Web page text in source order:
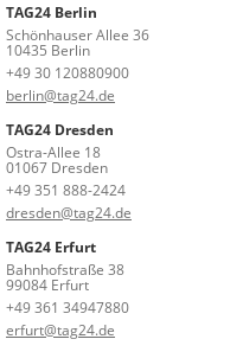
TAG24 Berlin
Schönhauser Allee 36
10435 Berlin
+49 30 120880900
berlin@tag24.de
TAG24 Dresden
Ostra-Allee 18
01067 Dresden
+49 351 888-2424
dresden@tag24.de
TAG24 Erfurt
Bahnhofstraße 38
99084 Erfurt
+49 361 34947880
erfurt@tag24.de